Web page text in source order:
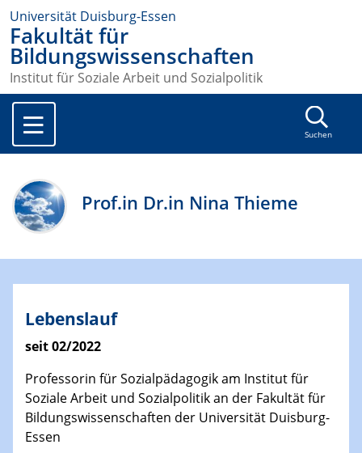
Universität Duisburg-Essen
Fakultät für
Bildungswissenschaften
Institut für Soziale Arbeit und Sozialpolitik
Suchen
Prof.in Dr.in Nina Thieme
Lebenslauf
seit 02/2022
Professorin für Sozialpädagogik am Institut für
Soziale Arbeit und Sozialpolitik an der Fakultät für
Bildungswissenschaften der Universität Duisburg-
Essen